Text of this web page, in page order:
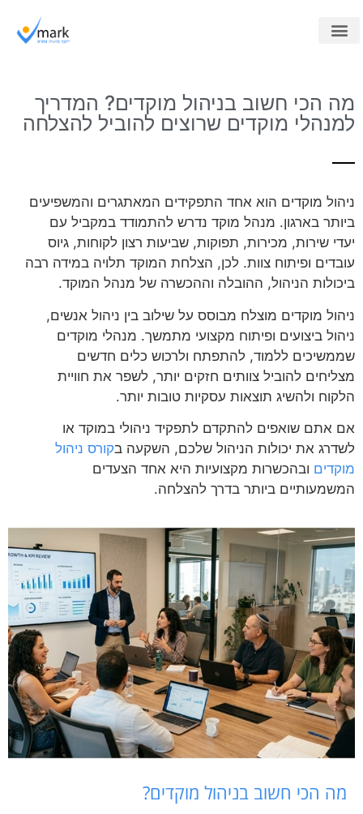
מה הכי חשוב בניהול מוקדים? המדריך
למנהלי מוקדים שרוצים להוביל להצלחה
ניהול מוקדים הוא אחד התפקידים המאתגרים והמשפיעים
ביותר בארגון. מנהל מוקד נדרש להתמודד במקביל עם
יעדי שירות, מכירות, תפוקות, שביעות רצון לקוחות, גיוס
עובדים ופיתוח צוות. לכן, הצלחת המוקד תלויה במידה רבה
ביכולות הניהול, ההובלה וההכשרה של מנהל המוקד.
ניהול מוקדים מוצלח מבוסס על שילוב בין ניהול אנשים,
ניהול ביצועים ופיתוח מקצועי מתמשך. מנהלי מוקדים
שממשיכים ללמוד, להתפתח ולרכוש כלים חדשים
מצליחים להוביל צוותים חזקים יותר, לשפר את חוויית
הלקוח ולהשיג תוצאות עסקיות טובות יותר.
אם אתם שואפים להתקדם לתפקיד ניהולי במוקד או
לשדרג את יכולות הניהול שלכם, השקעה בקורס ניהול
מוקדים ובהכשרות מקצועיות היא אחד הצעדים
המשמעותיים ביותר בדרך להצלחה.
מה הכי חשוב בניהול מוקדים?